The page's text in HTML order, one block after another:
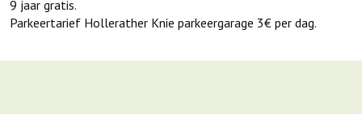
9 jaar gratis.
Parkeertarief Hollerather Knie parkeergarage 3€ per dag.